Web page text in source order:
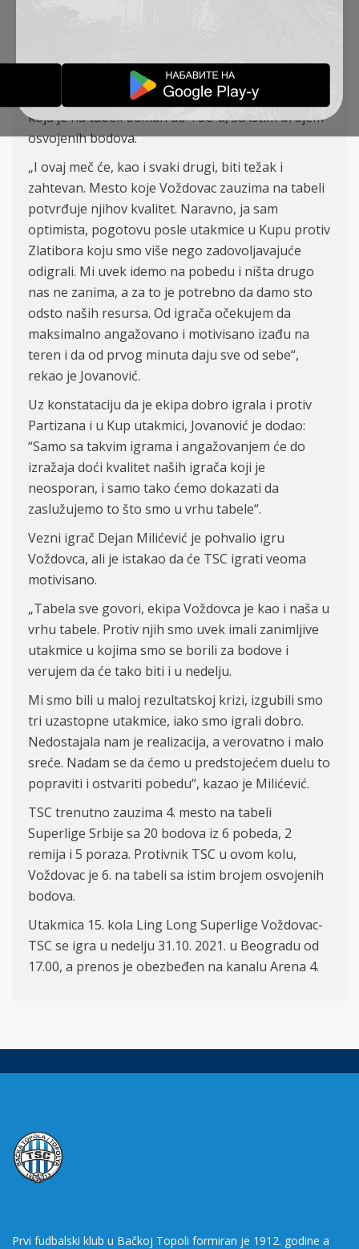
značaj utakmice sa Voždovcem, s obzirom da se
radi o kvalitetnoj ekipi, koja igra dobar fudbal i
koja je na tabeli odmah do TSC-a, sa istim brojem
osvojenih bodova.
„I ovaj meč će, kao i svaki drugi, biti težak i
zahtevan. Mesto koje Voždovac zauzima na tabeli
potvrđuje njihov kvalitet. Naravno, ja sam
optimista, pogotovu posle utakmice u Kupu protiv
Zlatibora koju smo više nego zadovoljavajuće
odigrali. Mi uvek idemo na pobedu i ništa drugo
nas ne zanima, a za to je potrebno da damo sto
odsto naših resursa. Od igrača očekujem da
maksimalno angažovano i motivisano izađu na
teren i da od prvog minuta daju sve od sebe“,
rekao je Jovanović.
Uz konstataciju da je ekipa dobro igrala i protiv
Partizana i u Kup utakmici, Jovanović je dodao:
“Samo sa takvim igrama i angažovanjem će do
izražaja doći kvalitet naših igrača koji je
neosporan, i samo tako ćemo dokazati da
zaslužujemo to što smo u vrhu tabele“.
Vezni igrač Dejan Milićević je pohvalio igru
Voždovca, ali je istakao da će TSC igrati veoma
motivisano.
„Tabela sve govori, ekipa Voždovca je kao i naša u
vrhu tabele. Protiv njih smo uvek imali zanimljive
utakmice u kojima smo se borili za bodove i
verujem da će tako biti i u nedelju.
Mi smo bili u maloj rezultatskoj krizi, izgubili smo
tri uzastopne utakmice, iako smo igrali dobro.
Nedostajala nam je realizacija, a verovatno i malo
sreće. Nadam se da ćemo u predstojećem duelu to
popraviti i ostvariti pobedu“, kazao je Milićević.
TSC trenutno zauzima 4. mesto na tabeli
Superlige Srbije sa 20 bodova iz 6 pobeda, 2
remija i 5 poraza. Protivnik TSC u ovom kolu,
Voždovac je 6. na tabeli sa istim brojem osvojenih
bodova.
Utakmica 15. kola Ling Long Superlige Voždovac-
TSC se igra u nedelju 31.10. 2021. u Beogradu od
17.00, a prenos je obezbeđen na kanalu Arena 4.
Prvi fudbalski klub u Bačkoj Topoli formiran je 1912. godine a